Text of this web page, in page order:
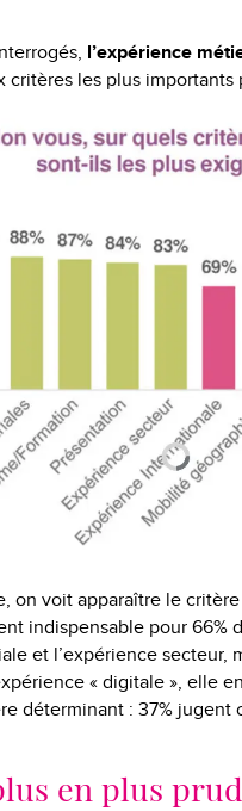
l’expérience
critères les plus
on voit apparaître le
indispensable pour 66%
et l’expérience secteur,
« digitale », elle
déterminant : 37% jugent
en plus